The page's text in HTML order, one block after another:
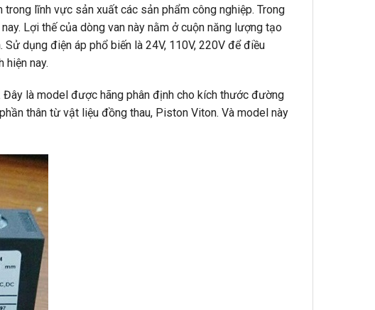
lĩnh vực sản xuất các sản phẩm công nghiệp. Trong
Lợi thế của dòng van này nằm ở cuộn năng lượng tạo
dụng điện áp phổ biến là 24V, 110V, 220V để điều
hiện nay.
Đây là model được hãng phân định cho kích thước đường
thân từ vật liệu đồng thau, Piston Viton. Và model này